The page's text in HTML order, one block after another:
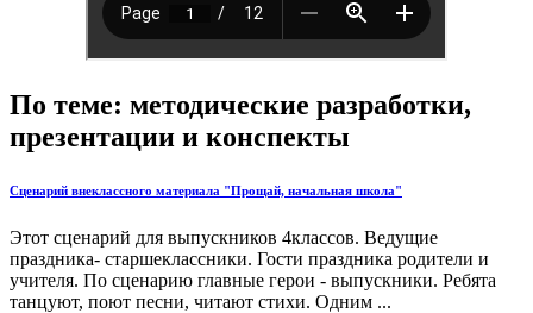
По теме: методические разработки,
презентации и конспекты
Сценарий внеклассного материала "Прощай, начальная школа"
Этот сценарий для выпускников 4классов. Ведущие
праздника- старшеклассники. Гости праздника родители и
учителя. По сценарию главные герои - выпускники. Ребята
танцуют, поют песни, читают стихи. Одним ...